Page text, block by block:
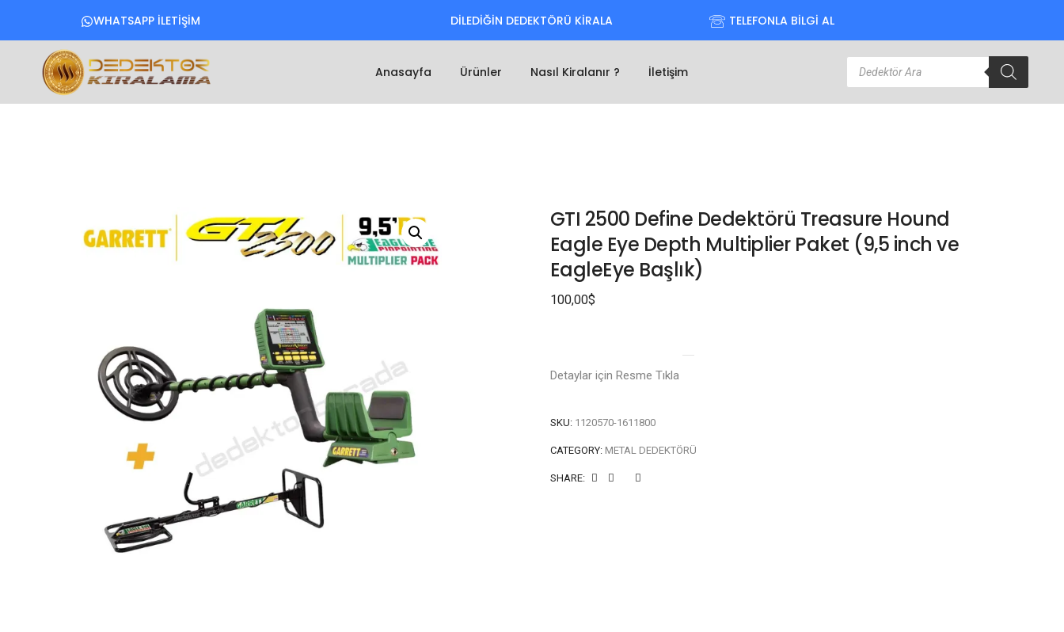
WHATSAPP İLETİŞİM DİLEDİĞİN DEDEKTÖRÜ KİRALA TELEFONLA BİLGİ AL
Anasayfa Ürünler Nasıl Kiralanır ? İletişim
GTI 2500 Define Dedektörü Treasure Hound
Eagle Eye Depth Multiplier Paket (9,5 inch ve
EagleEye Başlık)
100,00$
Detaylar için Resme Tıkla
SKU: 1120570-1611800
CATEGORY: METAL DEDEKTÖRÜ
SHARE: